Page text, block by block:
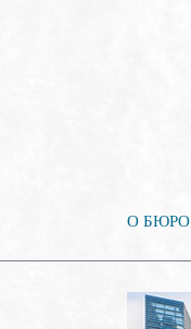
О БЮРО